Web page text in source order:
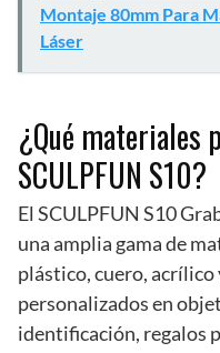
Montaje 80mm Para
Láser
¿Qué materiales
SCULPFUN S10?
El SCULPFUN S10
una amplia gama de
plástico, cuero, acrílico
personalizados en
identificación, regalos